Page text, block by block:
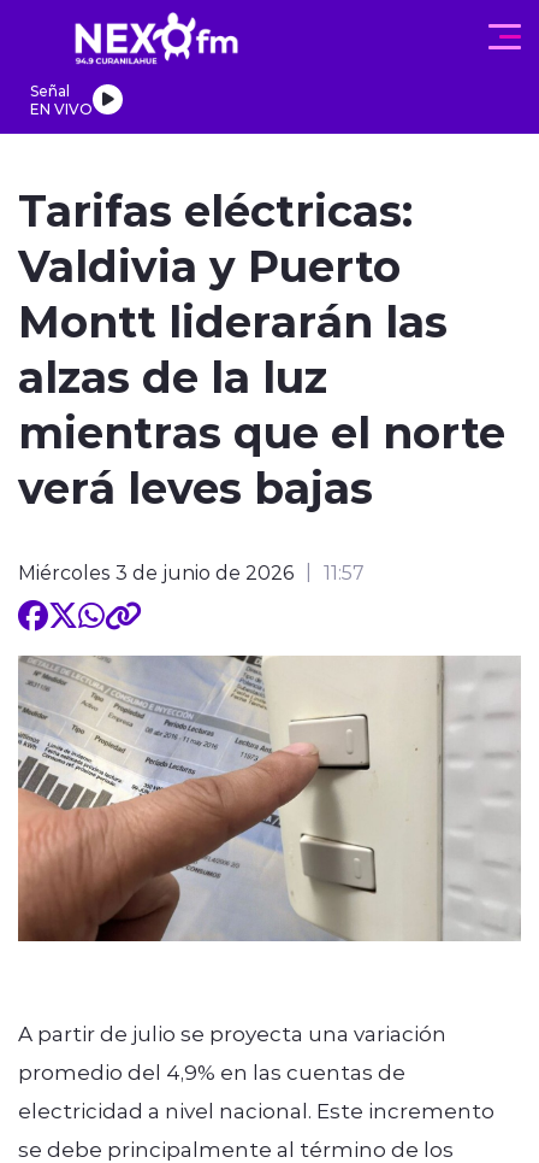
Click acá para ir directamente al contenido
Señal
EN VIVO
modo claro
Tarifas eléctricas:
Valdivia y Puerto
Montt liderarán las
alzas de la luz
mientras que el norte
verá leves bajas
Miércoles 3 de junio de 2026 11:57
A partir de julio se proyecta una variación
promedio del 4,9% en las cuentas de
electricidad a nivel nacional. Este incremento
se debe principalmente al término de los